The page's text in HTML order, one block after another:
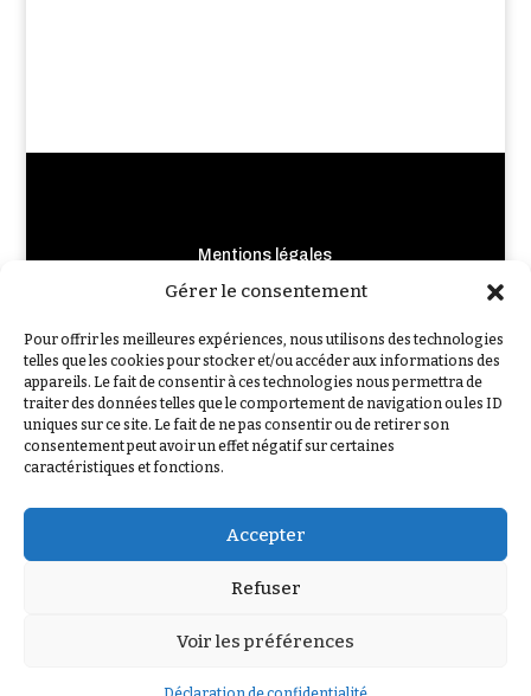
Gérer le consentement
Pour offrir les meilleures expériences, nous utilisons des technologies
telles que les cookies pour stocker et/ou accéder aux informations des
appareils. Le fait de consentir à ces technologies nous permettra de
traiter des données telles que le comportement de navigation ou les ID
uniques sur ce site. Le fait de ne pas consentir ou de retirer son
consentement peut avoir un effet négatif sur certaines
caractéristiques et fonctions.
Accepter
Refuser
Voir les préférences
Mentions légales
Crédits photo et illustrations
Nous contacter
Qui sommes-nous ?
F.A.Q
VOUS AVEZ AIMÉ L’ENQUÊTE ?